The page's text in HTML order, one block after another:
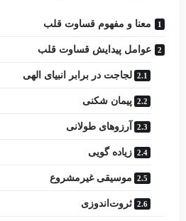
معنا و مفهوم قساوت قلب
عوامل پیدایش قساوت قلب
لجاجت در برابر انبیای الهی
پیمان شکنی
آرزوهای طولانی
زیاده‌ گویی
موسیقی غیرمشروع
ثروت‌اندوزی